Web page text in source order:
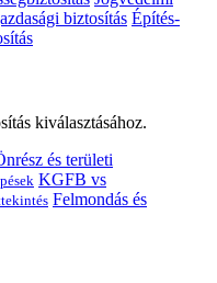
biztosítás Építés-
kiválasztásához.
és területi
KGFB vs
Felmondás és